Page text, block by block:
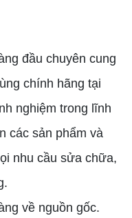
đầu chuyên cung
chính hãng tại
nghiệm trong lĩnh
các sản phẩm và
nhu cầu sửa chữa,
về nguồn gốc.